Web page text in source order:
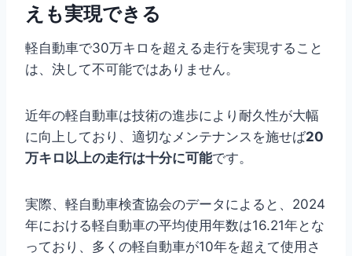
えも実現できる
軽自動車で30万キロを超える走行を実現すること
は、決して不可能ではありません。
近年の軽自動車は技術の進歩により耐久性が大幅
に向上しており、適切なメンテナンスを施せば20
万キロ以上の走行は十分に可能です。
実際、軽自動車検査協会のデータによると、2024
年における軽自動車の平均使用年数は16.21年とな
っており、多くの軽自動車が10年を超えて使用さ